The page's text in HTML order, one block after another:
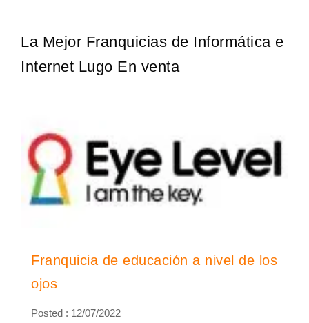
La Mejor Franquicias de Informática e
Internet Lugo En venta
Franquicia de educación a nivel de los
ojos
Posted : 12/07/2022